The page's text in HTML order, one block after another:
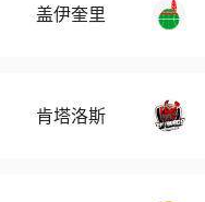
盖伊奎里
肯塔洛斯